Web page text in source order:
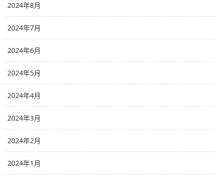
2024年8月
2024年7月
2024年6月
2024年5月
2024年4月
2024年3月
2024年2月
2024年1月